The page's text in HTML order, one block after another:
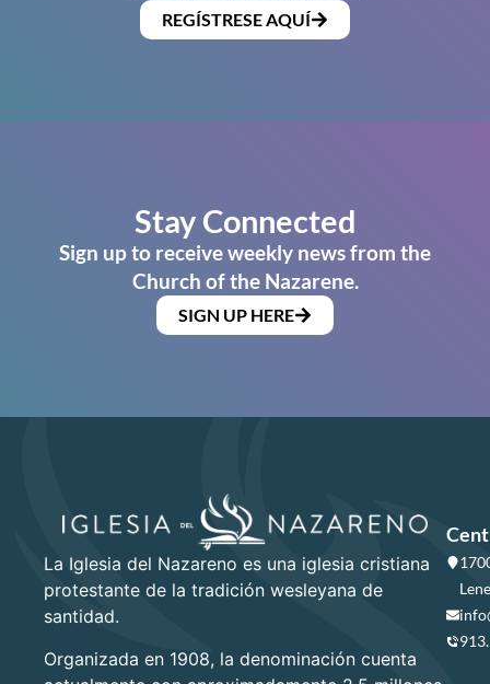
REGÍSTRESE AQUÍ
Stay Connected
Sign up to receive weekly news from the
Church of the Nazarene.
SIGN UP HERE
La Iglesia del Nazareno es una iglesia cristiana
protestante de la tradición wesleyana de
santidad.
Organizada en 1908, la denominación cuenta